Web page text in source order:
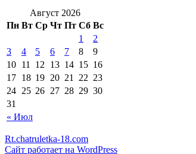
Август 2026
Пн Вт Ср Чт Пт Сб Вс
« Июл
1
2
3
4 5 6 7 8
9
10 11 12 13 14 15 16
17 18 19 20 21 22 23
24 25 26 27 28 29 30
31
Rt.chatruletka-18.com
Сайт работает на WordPress